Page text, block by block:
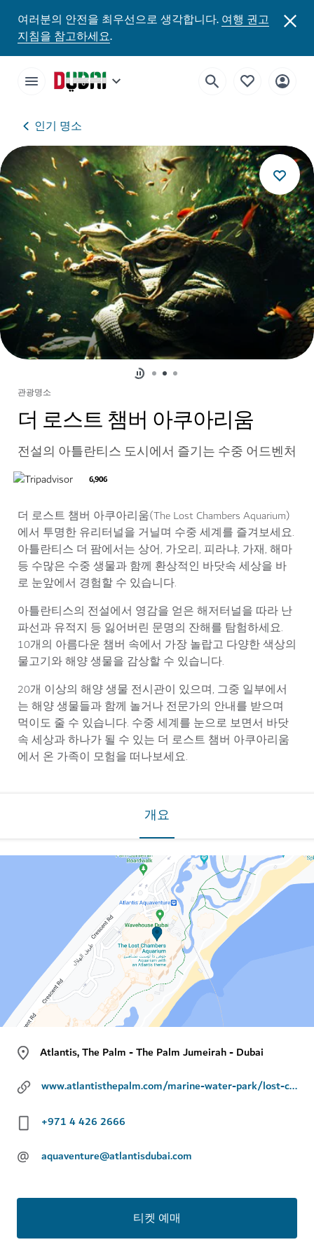
여러분의 안전을 최우선으로 생각합니다.여행 권고
지침을 참고하세요.
인기 명소
관광명소
더 로스트 챔버 아쿠아리움
전설의 아틀란티스 도시에서 즐기는 수중 어드벤처
6,906
더 로스트 챔버 아쿠아리움(The Lost Chambers Aquarium)
에서 투명한 유리터널을 거닐며 수중 세계를 즐겨보세요.
아틀란티스 더 팜에서는 상어, 가오리, 피라냐, 가재, 해마
등 수많은 수중 생물과 함께 환상적인 바닷속 세상을 바
로 눈앞에서 경험할 수 있습니다.
아틀란티스의 전설에서 영감을 얻은 해저터널을 따라 난
파선과 유적지 등 잃어버린 문명의 잔해를 탐험하세요.
10개의 아름다운 챔버 속에서 가장 놀랍고 다양한 색상의
물고기와 해양 생물을 감상할 수 있습니다.
20개 이상의 해양 생물 전시관이 있으며, 그중 일부에서
는 해양 생물들과 함께 놀거나 전문가의 안내를 받으며
먹이도 줄 수 있습니다. 수중 세계를 눈으로 보면서 바닷
속 세상과 하나가 될 수 있는 더 로스트 챔버 아쿠아리움
에서 온 가족이 모험을 떠나보세요.
개요
Atlantis, The Palm - The Palm Jumeirah - Dubai
www.atlantisthepalm.com/marine-water-park/lost-chambers-aquarium
+971 4 426 2666
@ aquaventure@atlantisdubai.com
티켓 예매